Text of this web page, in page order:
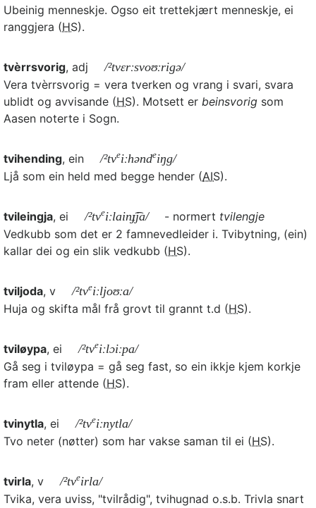
Ubeinig menneskje. Ogso eit trettekjært menneskje, ei
ranggjera (HS).
tvèrrsvorig, adj
/²tvɛrːsvoʊːrigə/
Vera tvèrrsvorig = vera tverken og vrang i svari, svara
ublidt og avvisande (HS). Motsett er beinsvorig som
Aasen noterte i Sogn.
tvihending, ein /²tveiːhəndeiŋg/
Ljå som ein held med begge hender (AIS).
tvileingja, ei /²tveiːlainɟ͡ja/ - normert tvilengje
Vedkubb som det er 2 famnevedleider i. Tvibytning, (ein)
kallar dei og ein slik vedkubb (HS).
tviljoda, v /²tveiːljoʊːa/
Huja og skifta mål frå grovt til grannt t.d (HS).
tviløypa, ei /²tveiːlɔiːpa/
Gå seg i tviløypa = gå seg fast, so ein ikkje kjem korkje
fram eller attende (HS).
tvinytla, ei /²tveiːnytla/
Tvo neter (nøtter) som har vakse saman til ei (HS).
tvirla, v /²tveirla/
Tvika, vera uviss, "tvilrådig", tvihugnad o.s.b. Trivla snart